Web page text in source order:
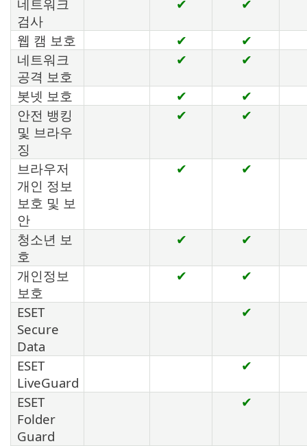
네트워크
검사
✔ ✔
웹 캠 보호 ✔ ✔
네트워크
공격 보호
✔ ✔
봇넷 보호 ✔ ✔
안전 뱅킹
및 브라우
징
✔ ✔
브라우저
개인 정보
보호 및 보
안
✔ ✔
청소년 보
호
✔ ✔
개인정보
보호
✔ ✔
ESET
Secure
Data
✔
ESET
LiveGuard
✔
ESET
Folder
Guard
✔